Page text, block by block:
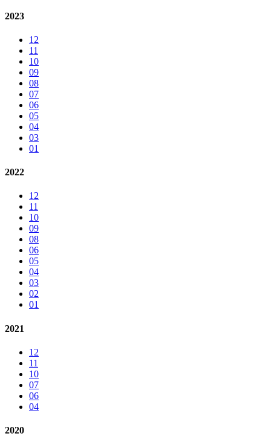
2023
12
11
10
09
08
07
06
05
04
03
01
2022
12
11
10
09
08
06
05
04
03
02
01
2021
12
11
10
07
06
04
2020